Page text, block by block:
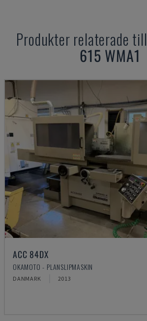
Produkter relaterade till
615 WMA1
ACC 84DX
OKAMOTO - PLANSLIPMASKIN
DANMARK 2013